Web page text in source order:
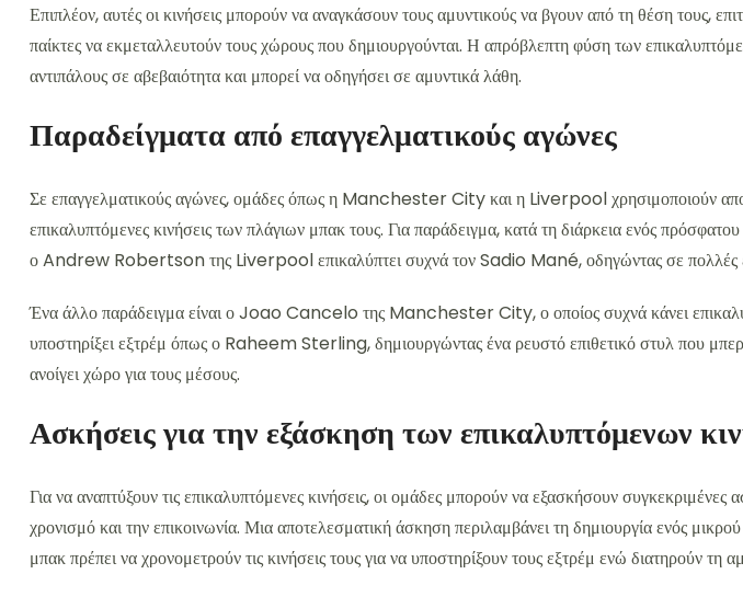
Επιπλέον, αυτές οι κινήσεις μπορούν να αναγκάσουν τους αμυντικούς να βγουν από τη θέση τους,
παίκτες να εκμεταλλευτούν τους χώρους που δημιουργούνται. Η απρόβλεπτη φύση των
αντιπάλους σε αβεβαιότητα και μπορεί να οδηγήσει σε αμυντικά λάθη.
Παραδείγματα από επαγγελματικούς αγώνες
Σε επαγγελματικούς αγώνες, ομάδες όπως η Manchester City και η Liverpool χρησιμοποιούν
επικαλυπτόμενες κινήσεις των πλάγιων μπακ τους. Για παράδειγμα, κατά τη διάρκεια ενός
ο Andrew Robertson της Liverpool επικαλύπτει συχνά τον Sadio Mané, οδηγώντας σε πολλές
Ένα άλλο παράδειγμα είναι ο Joao Cancelo της Manchester City, ο οποίος συχνά κάνει
υποστηρίξει εξτρέμ όπως ο Raheem Sterling, δημιουργώντας ένα ρευστό επιθετικό στυλ που
ανοίγει χώρο για τους μέσους.
Ασκήσεις για την εξάσκηση των επικαλυπτόμενων
Για να αναπτύξουν τις επικαλυπτόμενες κινήσεις, οι ομάδες μπορούν να εξασκήσουν συγκεκριμένες
χρονισμό και την επικοινωνία. Μια αποτελεσματική άσκηση περιλαμβάνει τη δημιουργία ενός μικρού
μπακ πρέπει να χρονομετρούν τις κινήσεις τους για να υποστηρίξουν τους εξτρέμ ενώ διατηρούν τη